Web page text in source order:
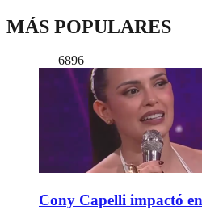
MÁS POPULARES
6896
Cony Capelli impactó